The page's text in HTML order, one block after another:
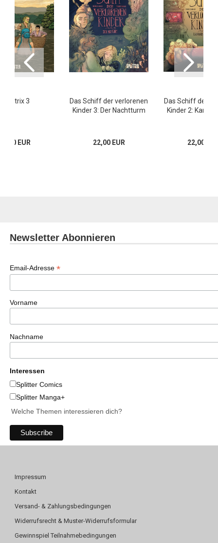
3
EUR
Das Schiff der verlorenen
Kinder 3: Der Nachtturm
22,00 EUR
Das Schiff der
Kinder 2:
22,00
Newsletter Abonnieren
Email-Adresse *
Vorname
Nachname
Interessen
Splitter Comics
Splitter Manga+
Welche Themen interessieren dich?
Impressum
Kontakt
Versand- & Zahlungsbedingungen
Widerrufsrecht & Muster-Widerrufsformular
Gewinnspiel Teilnahmebedingungen